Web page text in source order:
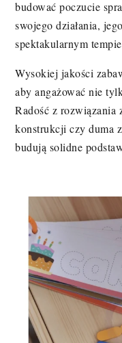
budować poczucie
swojego działania,
spektakularnym
Wysokiej jakości
aby angażować nie
Radość z rozwiązania
konstrukcji czy duma
budują solidne